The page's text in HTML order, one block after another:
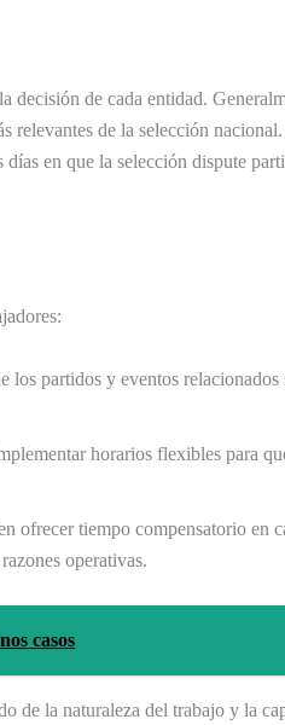
decisión de cada entidad.
relevantes de la selección
días en que la selección dispute
los partidos y eventos relacionados
horarios flexibles para
ofrecer tiempo compensatorio en
operativas.
casos
de la naturaleza del trabajo y la